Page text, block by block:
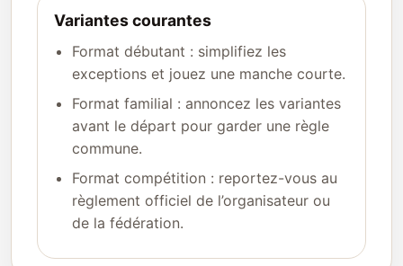
Variantes courantes
Format débutant : simplifiez les
exceptions et jouez une manche courte.
Format familial : annoncez les variantes
avant le départ pour garder une règle
commune.
Format compétition : reportez-vous au
règlement officiel de l’organisateur ou
de la fédération.